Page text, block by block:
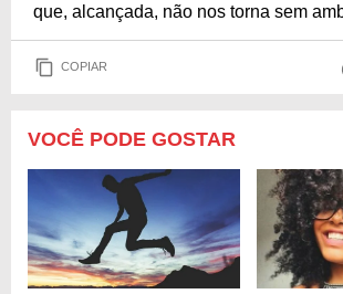
que, alcançada, não nos torna sem
COPIAR
VOCÊ PODE GOSTAR